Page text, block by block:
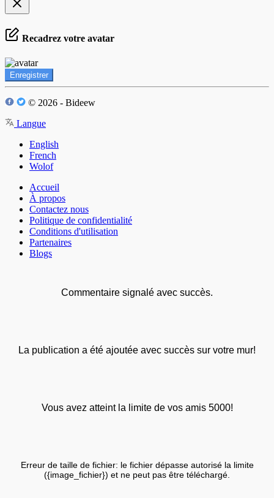
Recadrez votre avatar
Enregistrer
© 2026 - Bideew
Langue
English
French
Wolof
Accueil
À propos
Contactez nous
Politique de confidentialité
Conditions d'utilisation
Partenaires
Blogs
Commentaire signalé avec succès.
La publication a été ajoutée avec succès sur votre mur!
Vous avez atteint la limite de vos amis 5000!
Erreur de taille de fichier: le fichier dépasse autorisé la limite
({image_fichier}) et ne peut pas être téléchargé.